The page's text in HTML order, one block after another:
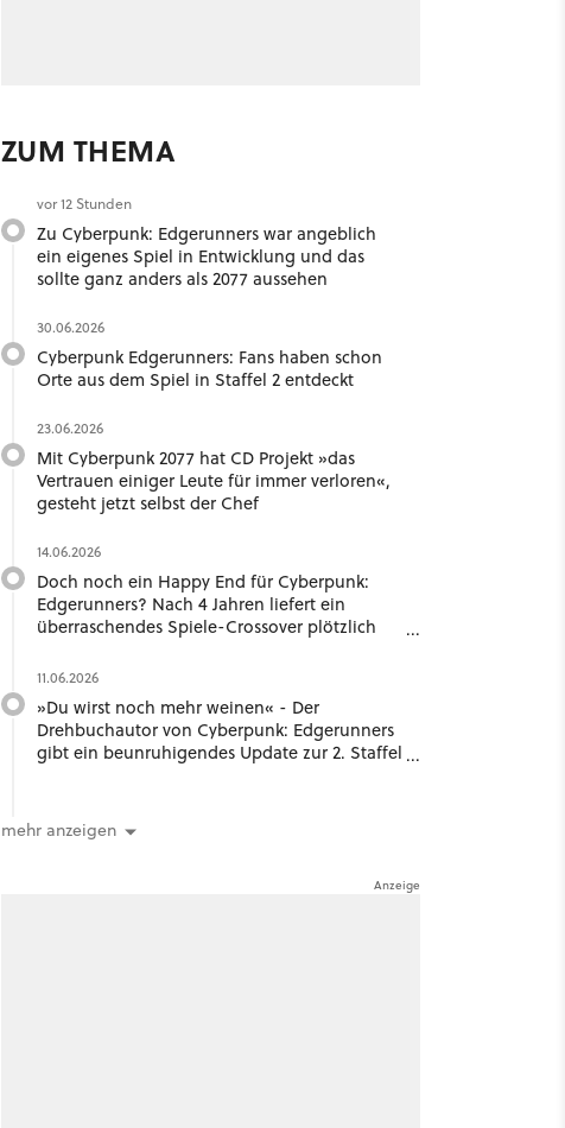
ZUM THEMA
vor 12 Stunden
Zu Cyberpunk: Edgerunners war angeblich
ein eigenes Spiel in Entwicklung und das
sollte ganz anders als 2077 aussehen
30.06.2026
Cyberpunk Edgerunners: Fans haben schon
Orte aus dem Spiel in Staffel 2 entdeckt
23.06.2026
Mit Cyberpunk 2077 hat CD Projekt »das
Vertrauen einiger Leute für immer verloren«,
gesteht jetzt selbst der Chef
14.06.2026
Doch noch ein Happy End für Cyberpunk:
Edgerunners? Nach 4 Jahren liefert ein
überraschendes Spiele-Crossover plötzlich
11.06.2026
»Du wirst noch mehr weinen« - Der
Drehbuchautor von Cyberpunk: Edgerunners
gibt ein beunruhigendes Update zur 2. Staffel
mehr anzeigen